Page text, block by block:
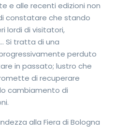
e alle recenti edizioni non
constatare che stando
lordi di visitatori,
Si tratta di una
perduto
in passato; lustro che
di recuperare
cambiamento di
alla Fiera di Bologna